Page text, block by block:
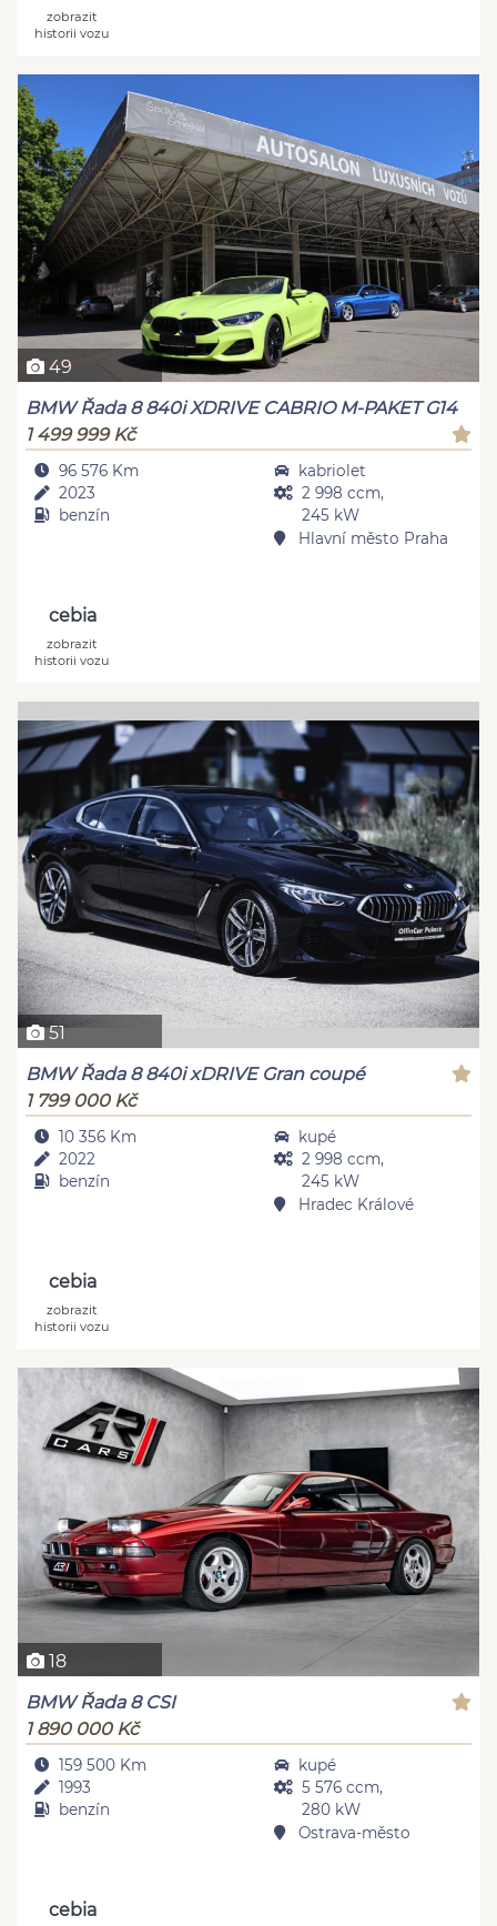
zobrazit
historii vozu
49
BMW Řada 8 840i XDRIVE CABRIO M-PAKET G14
1 499 999 Kč
96 576 Km
2023
benzín
kabriolet
2 998 ccm,
245 kW
Hlavní město Praha
cebia
zobrazit
historii vozu
51
BMW Řada 8 840i xDRIVE Gran coupé
1 799 000 Kč
10 356 Km
2022
benzín
kupé
2 998 ccm,
245 kW
Hradec Králové
cebia
zobrazit
historii vozu
18
BMW Řada 8 CSI
1 890 000 Kč
159 500 Km
1993
benzín
kupé
5 576 ccm,
280 kW
Ostrava-město
cebia